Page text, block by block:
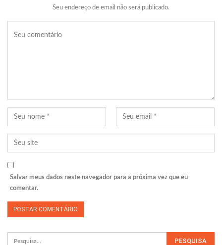
Seu endereço de email não será publicado.
Salvar meus dados neste navegador para a próxima vez que eu
comentar.